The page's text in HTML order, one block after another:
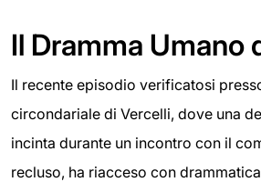
Il Dramma Umano
Il recente episodio verificatosi
circondariale di Vercelli, dove una
incinta durante un incontro con il
recluso, ha riacceso con